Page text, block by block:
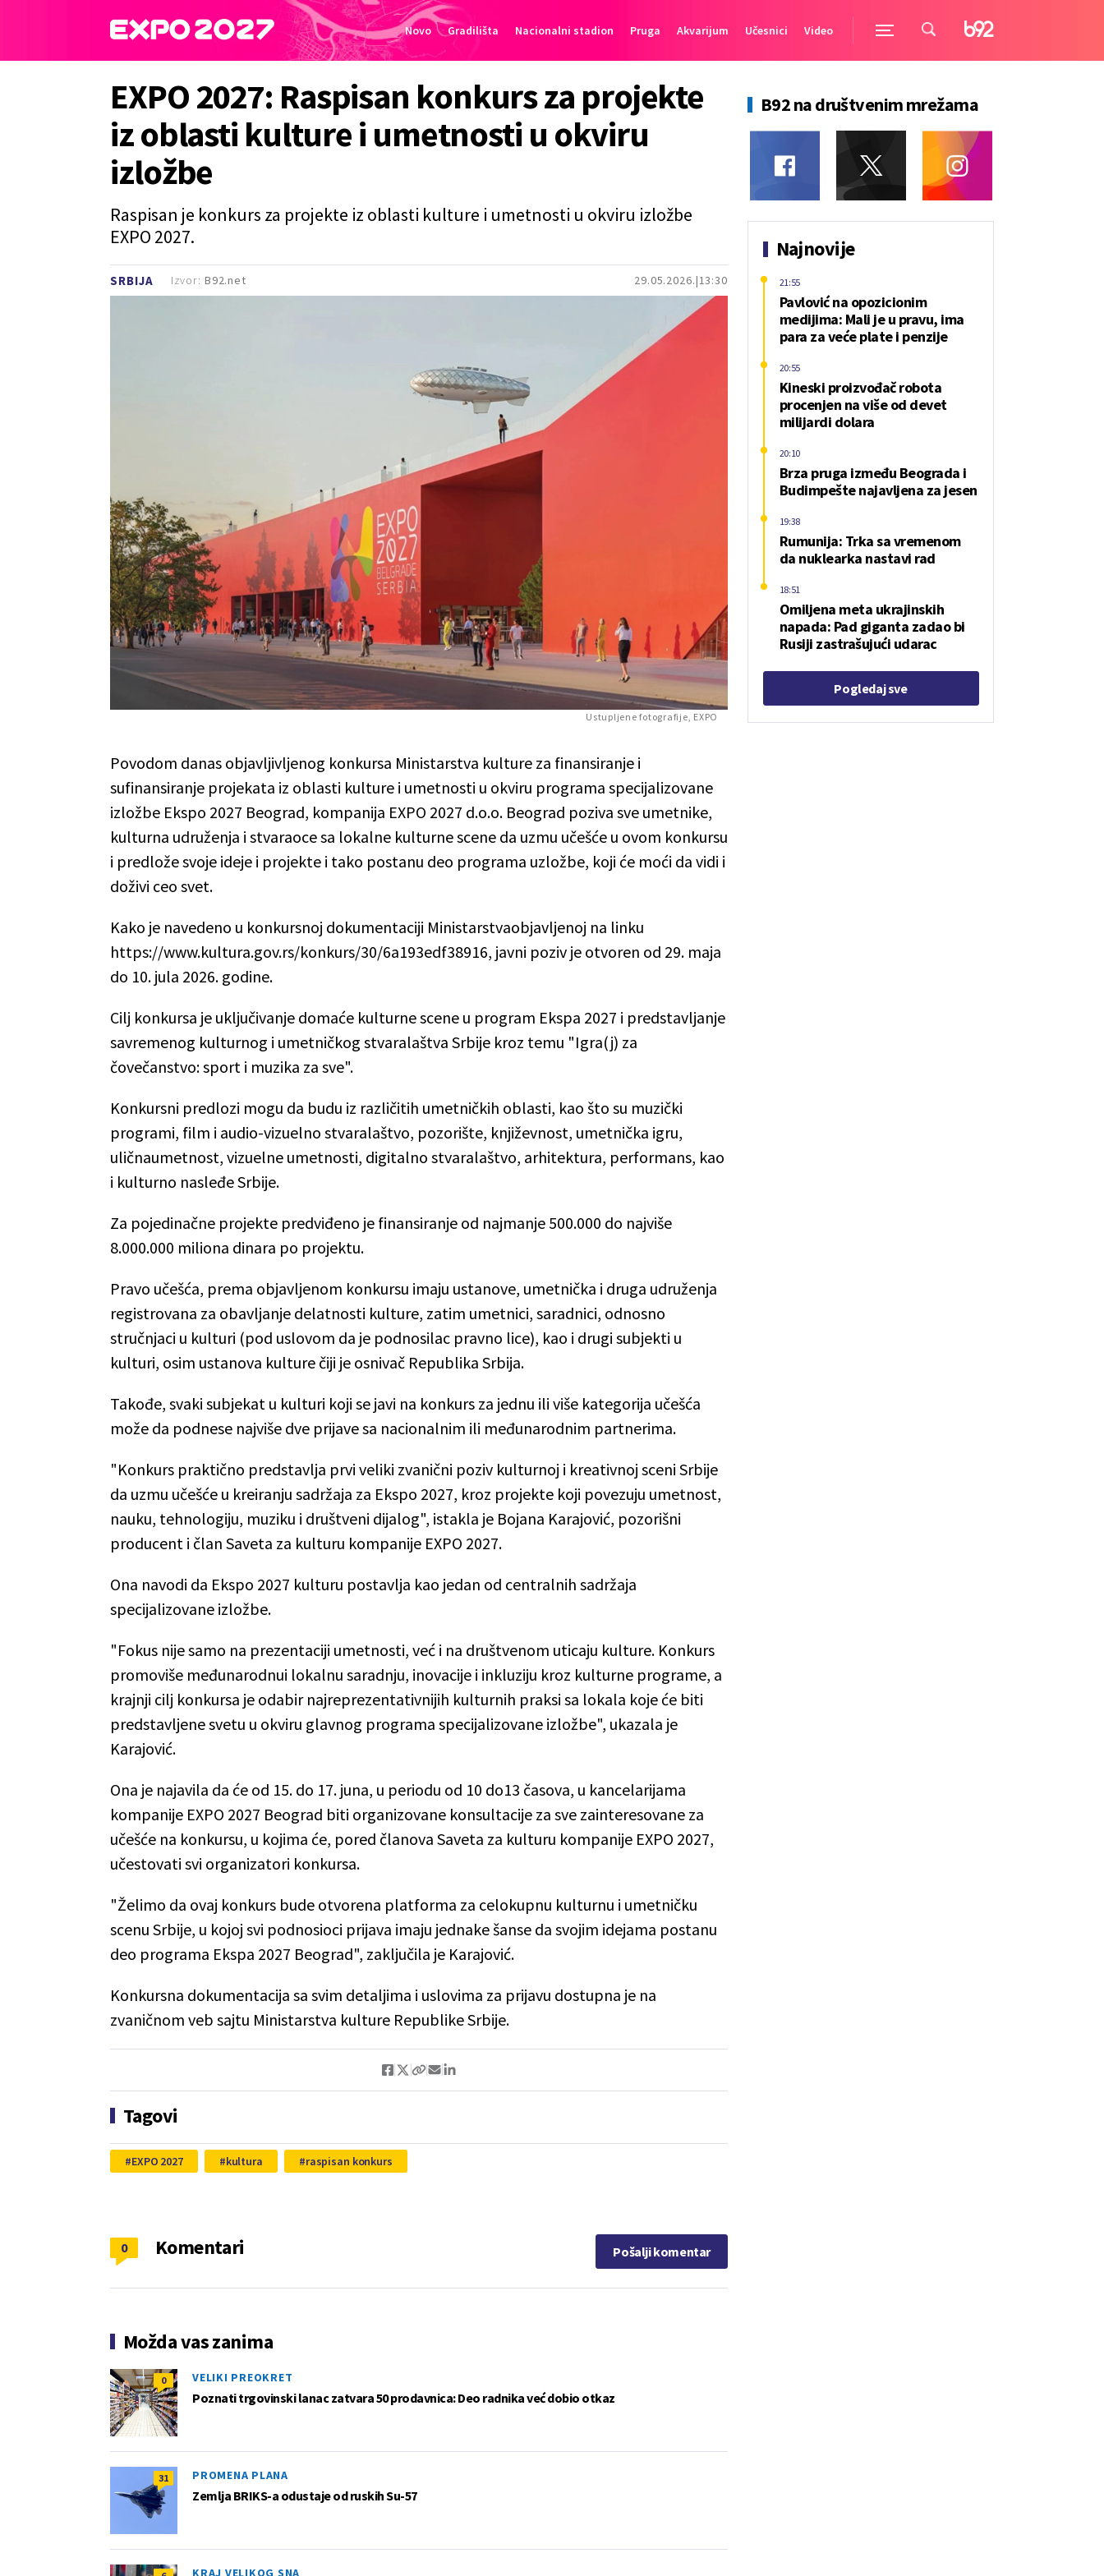
Novo Gradilišta Nacionalni stadion Pruga Akvarijum Učesnici Video
SRBIJA 29.05.2026. 13:30
EXPO 2027: Raspisan konkurs za projekte
iz oblasti kulture i umetnosti u okviru
izložbe
Raspisan je konkurs za projekte iz oblasti kulture i umetnosti u okviru izložbe
EXPO 2027.
Izvor: B92.net
Ustupljene fotografije, EXPO
Povodom danas objavljivljenog konkursa Ministarstva kulture za finansiranje i
sufinansiranje projekata iz oblasti kulture i umetnosti u okviru programa specijalizovane
izložbe Ekspo 2027 Beograd, kompanija EXPO 2027 d.o.o. Beograd poziva sve umetnike,
kulturna udruženja i stvaraoce sa lokalne kulturne scene da uzmu učešće u ovom konkursu
i predlože svoje ideje i projekte i tako postanu deo programa uzložbe, koji će moći da vidi i
doživi ceo svet.
Kako je navedeno u konkursnoj dokumentaciji Ministarstvaobjavljenoj na linku
https://www.kultura.gov.rs/konkurs/30/6a193edf38916, javni poziv je otvoren od 29. maja
do 10. jula 2026. godine.
Cilj konkursa je uključivanje domaće kulturne scene u program Ekspa 2027 i predstavljanje
savremenog kulturnog i umetničkog stvaralaštva Srbije kroz temu "Igra(j) za
čovečanstvo: sport i muzika za sve".
Konkursni predlozi mogu da budu iz različitih umetničkih oblasti, kao što su muzički
programi, film i audio-vizuelno stvaralaštvo, pozorište, književnost, umetnička igru,
uličnaumetnost, vizuelne umetnosti, digitalno stvaralaštvo, arhitektura, performans, kao
i kulturno nasleđe Srbije.
Za pojedinačne projekte predviđeno je finansiranje od najmanje 500.000 do najviše
8.000.000 miliona dinara po projektu.
Pravo učešća, prema objavljenom konkursu imaju ustanove, umetnička i druga udruženja
registrovana za obavljanje delatnosti kulture, zatim umetnici, saradnici, odnosno
stručnjaci u kulturi (pod uslovom da je podnosilac pravno lice), kao i drugi subjekti u
kulturi, osim ustanova kulture čiji je osnivač Republika Srbija.
Takođe, svaki subjekat u kulturi koji se javi na konkurs za jednu ili više kategorija učešća
može da podnese najviše dve prijave sa nacionalnim ili međunarodnim partnerima.
"Konkurs praktično predstavlja prvi veliki zvanični poziv kulturnoj i kreativnoj sceni Srbije
da uzmu učešće u kreiranju sadržaja za Ekspo 2027, kroz projekte koji povezuju umetnost,
nauku, tehnologiju, muziku i društveni dijalog", istakla je Bojana Karajović, pozorišni
producent i član Saveta za kulturu kompanije EXPO 2027.
Ona navodi da Ekspo 2027 kulturu postavlja kao jedan od centralnih sadržaja
specijalizovane izložbe.
"Fokus nije samo na prezentaciji umetnosti, već i na društvenom uticaju kulture. Konkurs
promoviše međunarodnui lokalnu saradnju, inovacije i inkluziju kroz kulturne programe, a
krajnji cilj konkursa je odabir najreprezentativnijih kulturnih praksi sa lokala koje će biti
predstavljene svetu u okviru glavnog programa specijalizovane izložbe", ukazala je
Karajović.
Ona je najavila da će od 15. do 17. juna, u periodu od 10 do13 časova, u kancelarijama
kompanije EXPO 2027 Beograd biti organizovane konsultacije za sve zainteresovane za
učešće na konkursu, u kojima će, pored članova Saveta za kulturu kompanije EXPO 2027,
učestovati svi organizatori konkursa.
"Želimo da ovaj konkurs bude otvorena platforma za celokupnu kulturnu i umetničku
scenu Srbije, u kojoj svi podnosioci prijava imaju jednake šanse da svojim idejama postanu
deo programa Ekspa 2027 Beograd", zaključila je Karajović.
Konkursna dokumentacija sa svim detaljima i uslovima za prijavu dostupna je na
zvaničnom veb sajtu Ministarstva kulture Republike Srbije.
Tagovi
EXPO 2027 kultura raspisan konkurs
Komentari
0 Pošalji komentar
Možda vas zanima
0 VELIKI PREOKRET
Poznati trgovinski lanac zatvara 50 prodavnica: Deo radnika već dobio otkaz
31 PROMENA PLANA
Zemlja BRIKS-a odustaje od ruskih Su-57
KRAJ VELIKOG SNA
B92 na društvenim mrežama
Najnovije
Pavlović na opozicionim
medijima: Mali je u pravu, ima
para za veće plate i penzije
21:55
Kineski proizvođač robota
procenjen na više od devet
milijardi dolara
20:55
Brza pruga između Beograda i
Budimpešte najavljena za jesen
20:10
Rumunija: Trka sa vremenom
da nuklearka nastavi rad
19:38
Omiljena meta ukrajinskih
napada: Pad giganta zadao bi
Rusiji zastrašujući udarac
18:51
Pogledaj sve